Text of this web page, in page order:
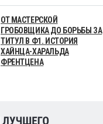
ОТ МАСТЕРСКОЙ
ГРОБОВЩИКА ДО БОРЬБЫ ЗА
ТИТУЛ В Ф1. ИСТОРИЯ
ХАЙНЦА-ХАРАЛЬДА
ФРЕНТЦЕНА